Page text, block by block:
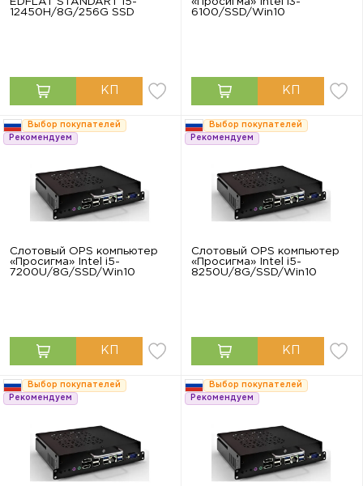
12450H/8G/256G SSD
6100/SSD/Win10
Выбор покупателей
Рекомендуем
Слотовый OPS компьютер
«Просигма» Intel i5-
7200U/8G/SSD/Win10
Выбор покупателей
Рекомендуем
Слотовый OPS компьютер
«Просигма» Intel i5-
8250U/8G/SSD/Win10
Выбор покупателей
Рекомендуем
Выбор покупателей
Рекомендуем